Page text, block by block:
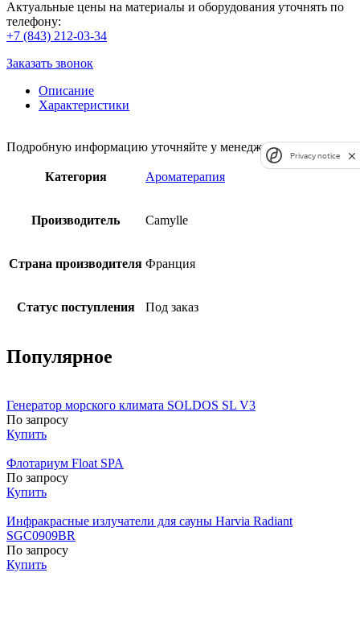
Актуальные цены на материалы и оборудования уточнять по
телефону:
+7 (843) 212-03-34
Заказать звонок
Описание
Характеристики
Подробную информацию уточняйте у менеджера
Категория Ароматерапия
Производитель Camylle
Страна производителя Франция
Статус поступления Под заказ
Популярное
Генератор морского климата SOLDOS SL V3
По запросу
Купить
Флотариум Float SPA
По запросу
Купить
Инфракрасные излучатели для сауны Harvia Radiant
SGC0909BR
По запросу
Купить
Privacy notice